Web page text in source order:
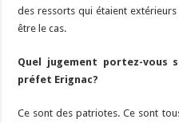
des ressorts qui étaient
être le cas.
Quel jugement portez-vous
préfet Erignac?
Ce sont des patriotes. Ce sont